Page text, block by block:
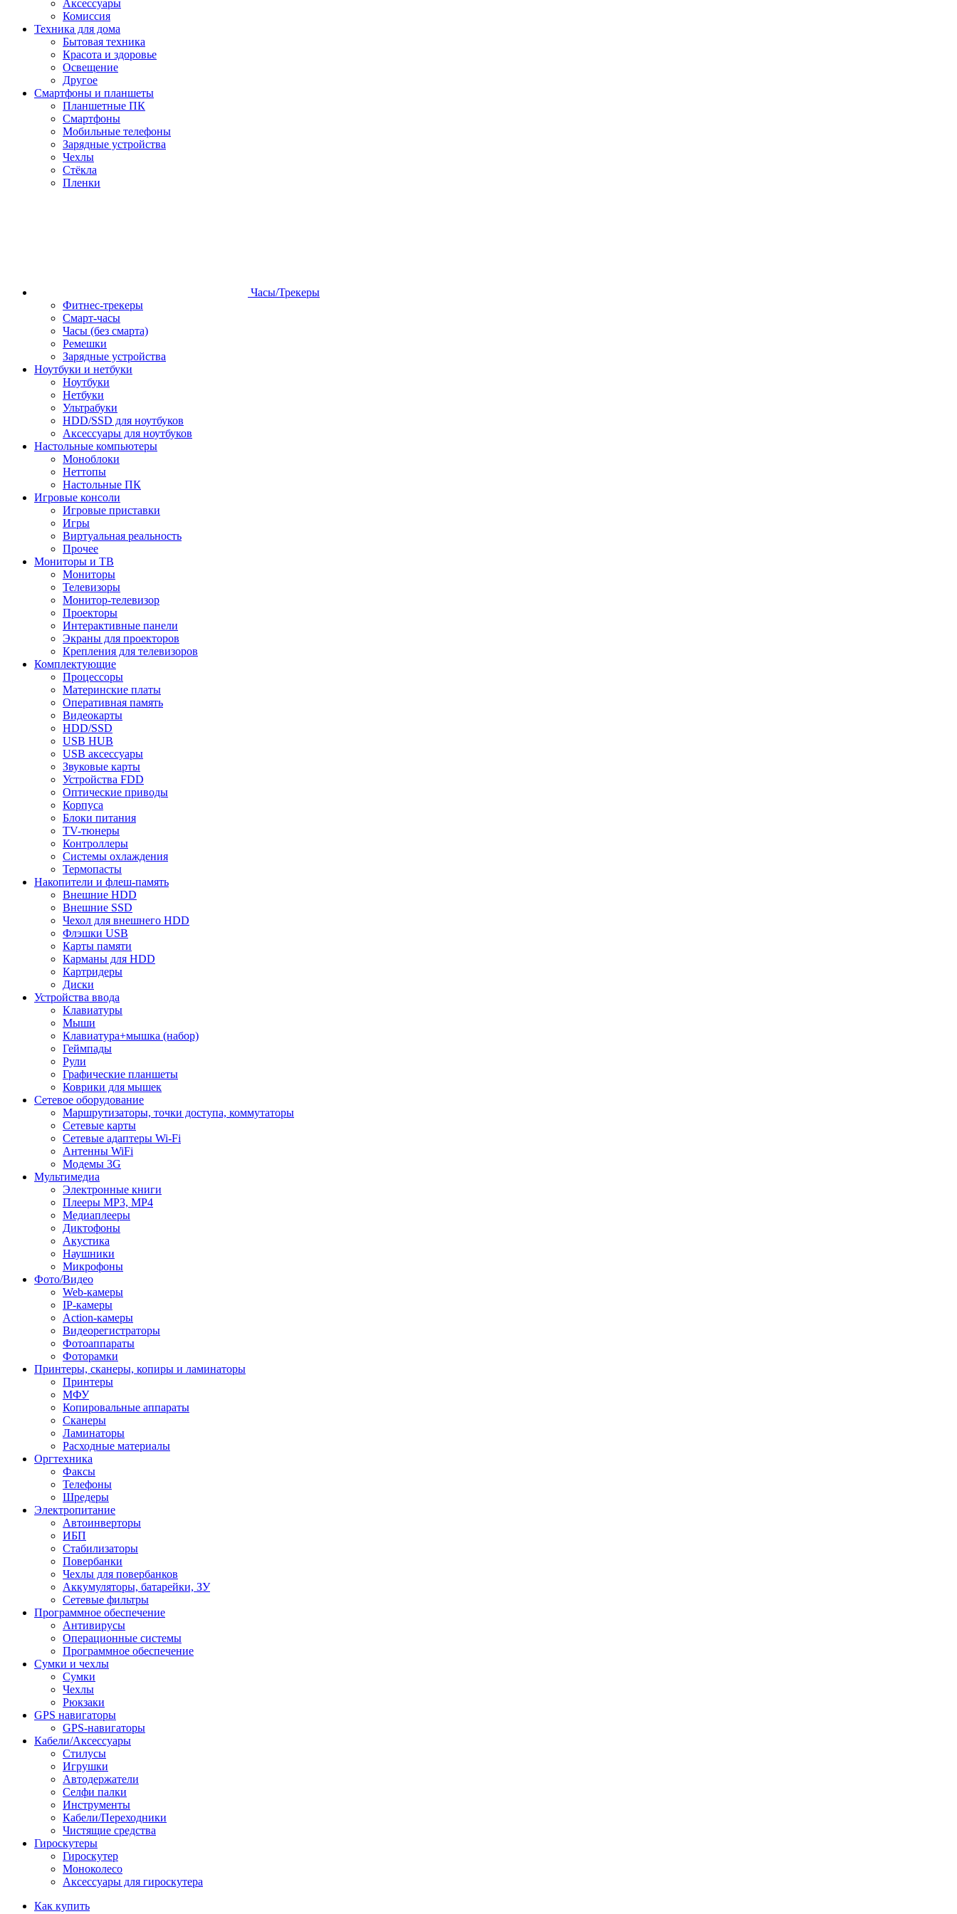
Аксессуары
Комиссия
Техника для дома
Бытовая техника
Красота и здоровье
Освещение
Другое
Смартфоны и планшеты
Планшетные ПК
Смартфоны
Мобильные телефоны
Зарядные устройства
Чехлы
Стёкла
Пленки
Часы/Трекеры
Фитнес-трекеры
Смарт-часы
Часы (без смарта)
Ремешки
Зарядные устройства
Ноутбуки и нетбуки
Ноутбуки
Нетбуки
Ультрабуки
HDD/SSD для ноутбуков
Аксессуары для ноутбуков
Настольные компьютеры
Моноблоки
Неттопы
Настольные ПК
Игровые консоли
Игровые приставки
Игры
Виртуальная реальность
Прочее
Мониторы и ТВ
Мониторы
Телевизоры
Монитор-телевизор
Проекторы
Интерактивные панели
Экраны для проекторов
Крепления для телевизоров
Комплектующие
Процессоры
Материнские платы
Оперативная память
Видеокарты
HDD/SSD
USB HUB
USB аксессуары
Звуковые карты
Устройства FDD
Оптические приводы
Корпуса
Блоки питания
TV-тюнеры
Контроллеры
Системы охлаждения
Термопасты
Накопители и флеш-память
Внешние HDD
Внешние SSD
Чехол для внешнего HDD
Флэшки USB
Карты памяти
Карманы для HDD
Картридеры
Диски
Устройства ввода
Клавиатуры
Мыши
Клавиатура+мышка (набор)
Геймпады
Рули
Графические планшеты
Коврики для мышек
Сетевое оборудование
Маршрутизаторы, точки доступа, коммутаторы
Сетевые карты
Сетевые адаптеры Wi-Fi
Антенны WiFi
Модемы 3G
Мультимедиа
Электронные книги
Плееры MP3, MP4
Медиаплееры
Диктофоны
Акустика
Наушники
Микрофоны
Фото/Видео
Web-камеры
IP-камеры
Action-камеры
Видеорегистраторы
Фотоаппараты
Фоторамки
Принтеры, сканеры, копиры и ламинаторы
Принтеры
МФУ
Копировальные аппараты
Сканеры
Ламинаторы
Расходные материалы
Оргтехника
Факсы
Телефоны
Шредеры
Электропитание
Автоинверторы
ИБП
Стабилизаторы
Повербанки
Чехлы для повербанков
Аккумуляторы, батарейки, ЗУ
Сетевые фильтры
Программное обеспечение
Антивирусы
Операционные системы
Программное обеспечение
Сумки и чехлы
Сумки
Чехлы
Рюкзаки
GPS навигаторы
GPS-навигаторы
Кабели/Аксессуары
Стилусы
Игрушки
Автодержатели
Селфи палки
Инструменты
Кабели/Переходники
Чистящие средства
Гироскутеры
Гироскутер
Моноколесо
Аксессуары для гироскутера
Как купить